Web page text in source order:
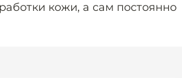
кожи, а сам постоянно